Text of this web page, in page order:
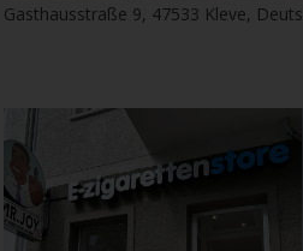
Gasthausstraße 9, 47533 Kleve,